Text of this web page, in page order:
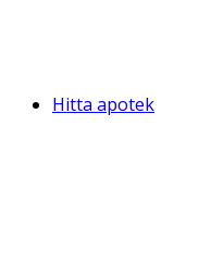
Hitta apotek